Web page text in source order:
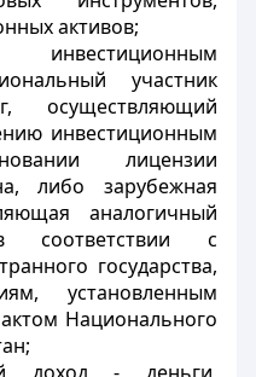
активов;
участник
осуществляющий
инвестиционным
лицензии
либо зарубежная
аналогичный
соответствии с
государства,
, установленным
Национального